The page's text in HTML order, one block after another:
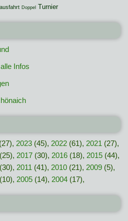
Doppel Turnier
Infos
(27), 2023 (45), 2022 (61), 2021 (27),
(25), 2017 (30), 2016 (18), 2015 (44),
(30), 2011 (41), 2010 (21), 2009 (5),
(10), 2005 (14), 2004 (17),